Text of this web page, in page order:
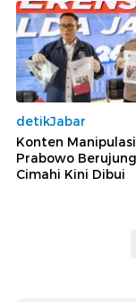
detikJabar
Konten
Prabowo
Cimahi Kini Dibui